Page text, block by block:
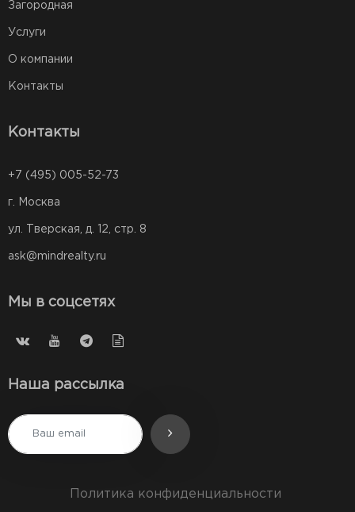
Загородная
Услуги
О компании
Контакты
Контакты
+7 (495) 005-52-73
г. Москва
ул. Тверская, д. 12, стр. 8
ask@mindrealty.ru
Мы в соцсетях
Наша рассылка
Политика конфиденциальности